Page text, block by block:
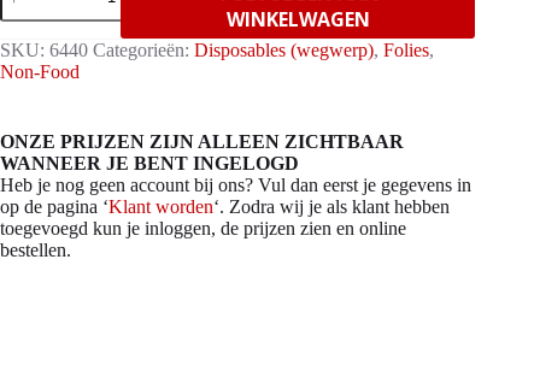
30micron
aantal
WINKELWAGEN
SKU: 6440 Categorieën: Disposables (wegwerp), Folies,
Non-Food
ONZE PRIJZEN ZIJN ALLEEN ZICHTBAAR
WANNEER JE BENT INGELOGD
Heb je nog geen account bij ons? Vul dan eerst je gegevens in
op de pagina ‘Klant worden‘. Zodra wij je als klant hebben
toegevoegd kun je inloggen, de prijzen zien en online
bestellen.